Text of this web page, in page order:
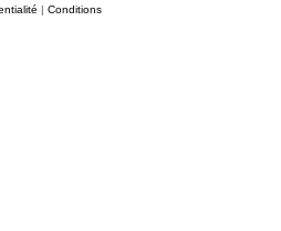
| Conditions